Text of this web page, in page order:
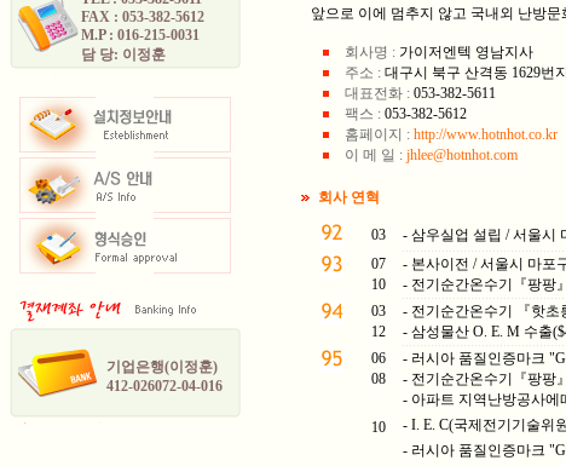
FAX : 053-382-5612
M.P : 016-215-0031
담 당: 이정훈
기업은행(이정훈)
412-026072-04-016
앞으로 이에 멈추지 않고 국내외 난방
회사명 :가이저엔텍 영남지사
주소 :대구시 북구 산격동 1629번
대표전화 :053-382-5611
팩스 :053-382-5612
홈페이지 : http://www.hotnhot.co.kr
이 메 일 : jhlee@hotnhot.com
회사 연혁
03
- 삼우실업 설립 / 서울시
07
- 본사이전 / 서울시 마포
- 전기순간온수기『팡팡
10
03
- 전기순간온수기 『핫초
- 삼성물산 O. E. M 수출
12
06
- 러시아 품질인증마크
08
- 전기순간온수기『팡팡
- 아파트 지역난방공사에
10
- I. E. C(국제전기기술위
- 러시아 품질인증마크